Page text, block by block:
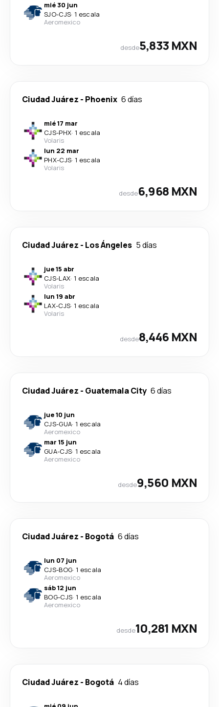
mié 30 jun
SJO-CJS· 1 escala
Aeromexico
desde5,833 MXN
Ciudad Juárez - Phoenix 6 días
mié 17 mar
CJS-PHX· 1 escala
Volaris
lun 22 mar
PHX-CJS· 1 escala
Volaris
desde6,968 MXN
Ciudad Juárez - Los Ángeles 5 días
jue 15 abr
CJS-LAX· 1 escala
Volaris
lun 19 abr
LAX-CJS· 1 escala
Volaris
desde8,446 MXN
Ciudad Juárez - Guatemala City 6 días
jue 10 jun
CJS-GUA· 1 escala
Aeromexico
mar 15 jun
GUA-CJS· 1 escala
Aeromexico
desde9,560 MXN
Ciudad Juárez - Bogotá 6 días
lun 07 jun
CJS-BOG· 1 escala
Aeromexico
sáb 12 jun
BOG-CJS· 1 escala
Aeromexico
desde10,281 MXN
Ciudad Juárez - Bogotá 4 días